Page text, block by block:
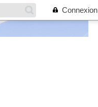
Connexion